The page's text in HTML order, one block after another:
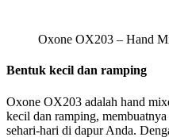
Oxone OX203 – Hand
Bentuk kecil dan ramping
Oxone OX203 adalah hand
kecil dan ramping,
sehari-hari di dapur Anda.